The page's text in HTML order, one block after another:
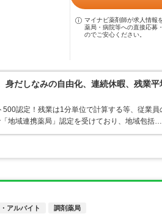
マイナビ薬剤師が求人情報
薬局・病院等への直接応募
のでご安心ください。
身だしなみの自由化、連続休暇、残業
認定！残業は1分単位で計算する等、従業員
地域連携薬局」認定を受けており、地域包括…
アルバイト 調剤薬局